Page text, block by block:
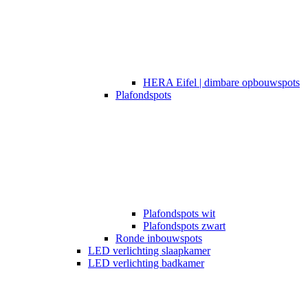
HERA Eifel | dimbare opbouwspots
Plafondspots
Plafondspots wit
Plafondspots zwart
Ronde inbouwspots
LED verlichting slaapkamer
LED verlichting badkamer